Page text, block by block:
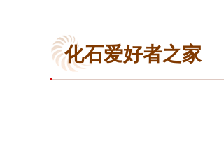
化石爱好者之家